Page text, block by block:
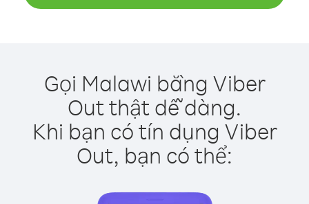
Gọi Malawi bằng Viber
Out thật dễ dàng.
Khi bạn có tín dụng Viber
Out, bạn có thể: